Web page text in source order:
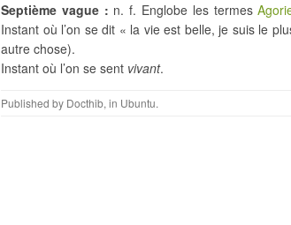
Septième vague : n. f. Englobe les termes
Instant où l’on se dit « la vie est belle, je suis le
autre chose).
Instant où l’on se sent vivant.
Published by Docthib, in Ubuntu.